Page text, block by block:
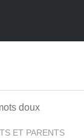
ET PARENTS